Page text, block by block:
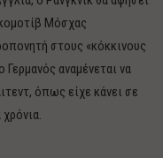
Μόσχας
στους «κόκκινους
αναμένεται να
όπως είχε κάνει σε